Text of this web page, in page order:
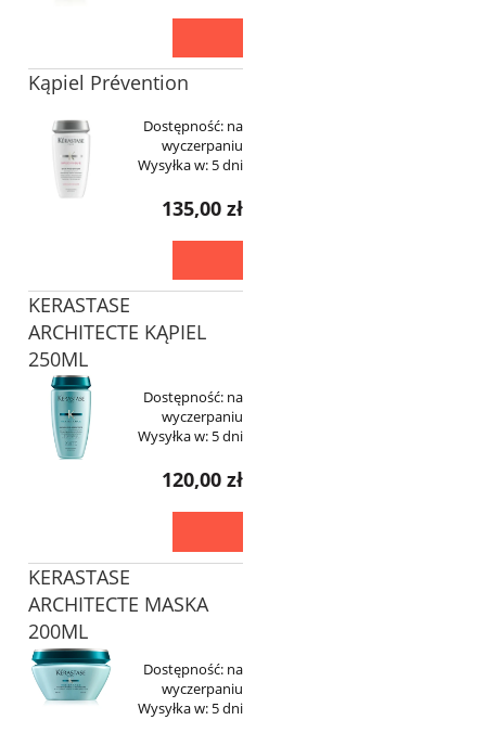
Kąpiel Prévention
Dostępność: na
wyczerpaniu
Wysyłka w: 5 dni
135,00 zł
KERASTASE
ARCHITECTE KĄPIEL
250ML
Dostępność: na
wyczerpaniu
Wysyłka w: 5 dni
120,00 zł
KERASTASE
ARCHITECTE MASKA
200ML
Dostępność: na
wyczerpaniu
Wysyłka w: 5 dni